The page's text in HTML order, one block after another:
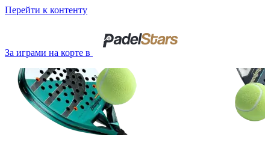
Перейти к контенту
За играми на корте в